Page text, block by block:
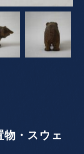
・スウェ